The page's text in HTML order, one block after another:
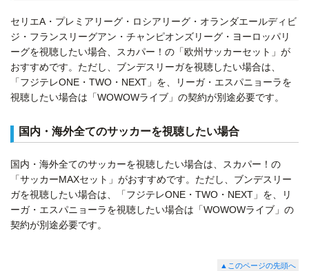
セリエA・プレミアリーグ・ロシアリーグ・オランダエールディビ
ジ・フランスリーグアン・チャンピオンズリーグ・ヨーロッパリ
ーグを視聴したい場合、スカパー！の「欧州サッカーセット」が
おすすめです。ただし、ブンデスリーガを視聴したい場合は、
「フジテレONE・TWO・NEXT」を、リーガ・エスパニョーラを
視聴したい場合は「WOWOWライブ」の契約が別途必要です。
国内・海外全てのサッカーを視聴したい場合
国内・海外全てのサッカーを視聴したい場合は、スカパー！の
「サッカーMAXセット」がおすすめです。ただし、ブンデスリー
ガを視聴したい場合は、「フジテレONE・TWO・NEXT」を、リ
ーガ・エスパニョーラを視聴したい場合は「WOWOWライブ」の
契約が別途必要です。
▲このページの先頭へ